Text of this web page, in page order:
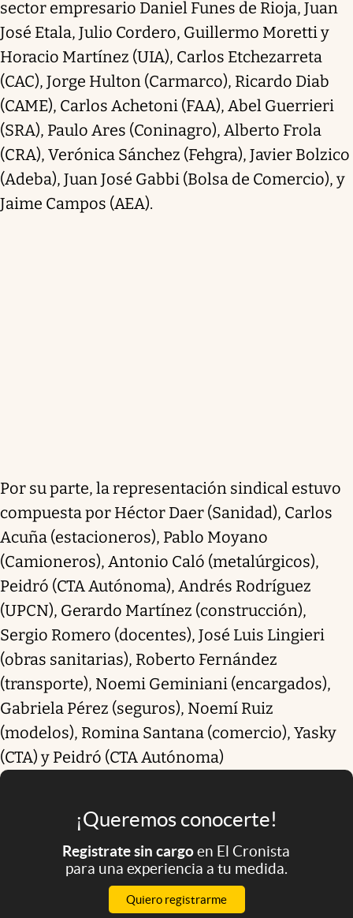
sector empresario Daniel Funes de Rioja, Juan
José Etala, Julio Cordero, Guillermo Moretti y
Horacio Martínez (UIA), Carlos Etchezarreta
(CAC), Jorge Hulton (Carmarco), Ricardo Diab
(CAME), Carlos Achetoni (FAA), Abel Guerrieri
(SRA), Paulo Ares (Coninagro), Alberto Frola
(CRA), Verónica Sánchez (Fehgra), Javier Bolzico
(Adeba), Juan José Gabbi (Bolsa de Comercio), y
Jaime Campos (AEA).
Por su parte, la representación sindical estuvo
compuesta por Héctor Daer (Sanidad), Carlos
Acuña (estacioneros), Pablo Moyano
(Camioneros), Antonio Caló (metalúrgicos),
Peidró (CTA Autónoma), Andrés Rodríguez
(UPCN), Gerardo Martínez (construcción),
Sergio Romero (docentes), José Luis Lingieri
(obras sanitarias), Roberto Fernández
(transporte), Noemi Geminiani (encargados),
Gabriela Pérez (seguros), Noemí Ruiz
(modelos), Romina Santana (comercio), Yasky
(CTA) y Peidró (CTA Autónoma)
¡Queremos conocerte!
Registrate sin cargoen El Cronista
para una experiencia a tu medida.
Quiero registrarme